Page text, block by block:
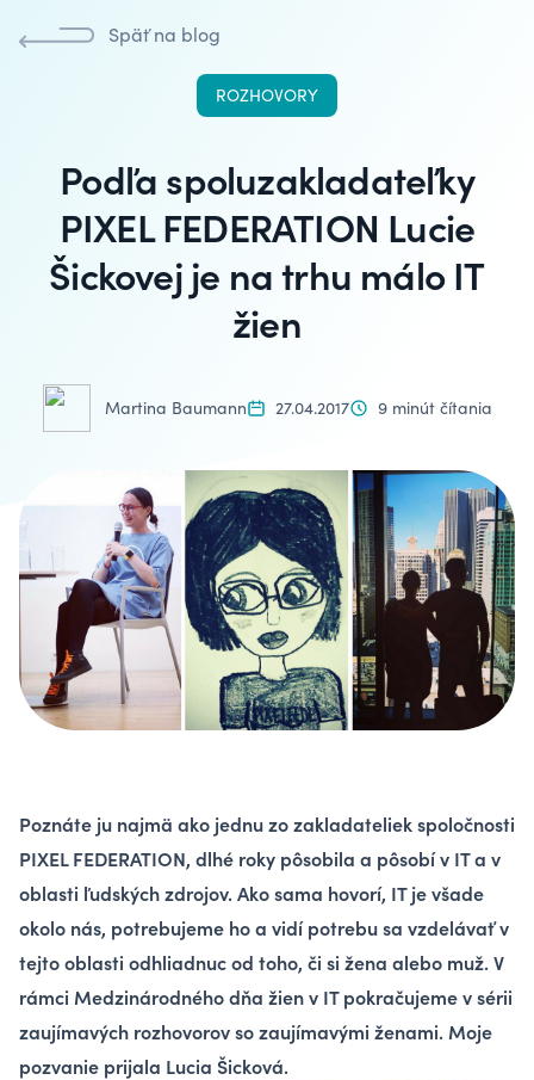
Späť na blog
ROZHOVORY
Podľa spoluzakladateľky
PIXEL FEDERATION Lucie
Šickovej je na trhu málo IT
žien
Martina Baumann 27.04.2017 9 minút čítania
Poznáte ju najmä ako jednu zo zakladateliek spoločnosti
PIXEL FEDE­RA­TI­ON, dlhé roky pôsobila a pôsobí v IT a v
oblasti ľudských zdrojov. Ako sama hovorí, IT je všade
okolo nás, potrebujeme ho a vidí potrebu sa vzdelávať v
tejto oblasti odhliadnuc od toho, či si žena alebo muž. V
rámci Medzinárodného dňa žien v IT pokračujeme v sérii
zaujímavých rozhovorov so zaujímavými ženami. Moje
pozvanie prijala Lucia Šicková.